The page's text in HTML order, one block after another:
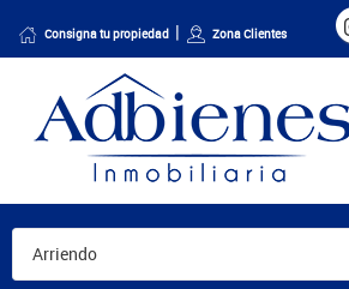
Consigna tu propiedad Zona Clientes